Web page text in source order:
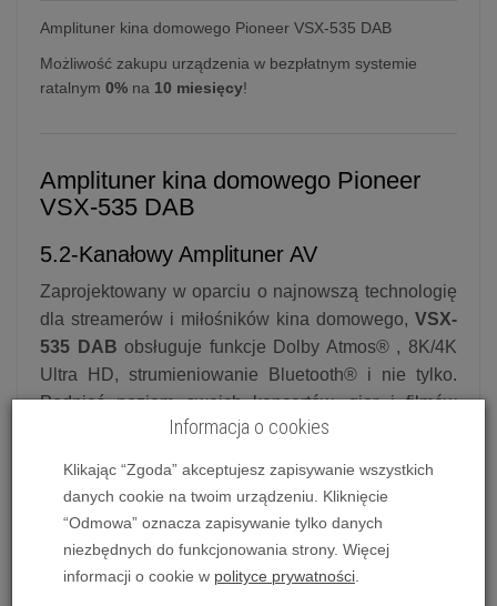
Amplituner kina domowego Pioneer VSX-535 DAB
Możliwość zakupu urządzenia w bezpłatnym systemie
ratalnym 0% na 10 miesięcy!
Amplituner kina domowego Pioneer
VSX-535 DAB
5.2-Kanałowy Amplituner AV
Zaprojektowany w oparciu o najnowszą technologię
dla streamerów i miłośników kina domowego, VSX-
535 DAB obsługuje funkcje Dolby Atmos® , 8K/4K
Ultra HD, strumieniowanie Bluetooth® i nie tylko.
Podnieś poziom swoich koncertów, gier i filmów
dzięki niesamowitej wydajności w konfiguracjach
skalibrowanych do Twojej przestrzeni, dzięki
naszemu opatentowanemu oprogramowaniu
MCACC Auto Room Tuning.
Pionierzy muzyki Dolby Atmos
Informacja o cookies
Klikając “Zgoda” akceptujesz zapisywanie wszystkich
danych cookie na twoim urządzeniu. Kliknięcie
“Odmowa” oznacza zapisywanie tylko danych
niezbędnych do funkcjonowania strony. Więcej
informacji o cookie w polityce prywatności